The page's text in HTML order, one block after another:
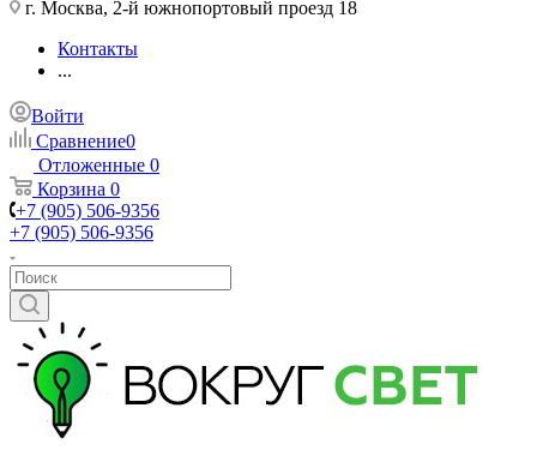
г. Москва, 2-й южнопортовый проезд 18
Контакты
...
Войти
Сравнение0
Отложенные 0
Корзина 0
+7 (905) 506-9356
+7 (905) 506-9356